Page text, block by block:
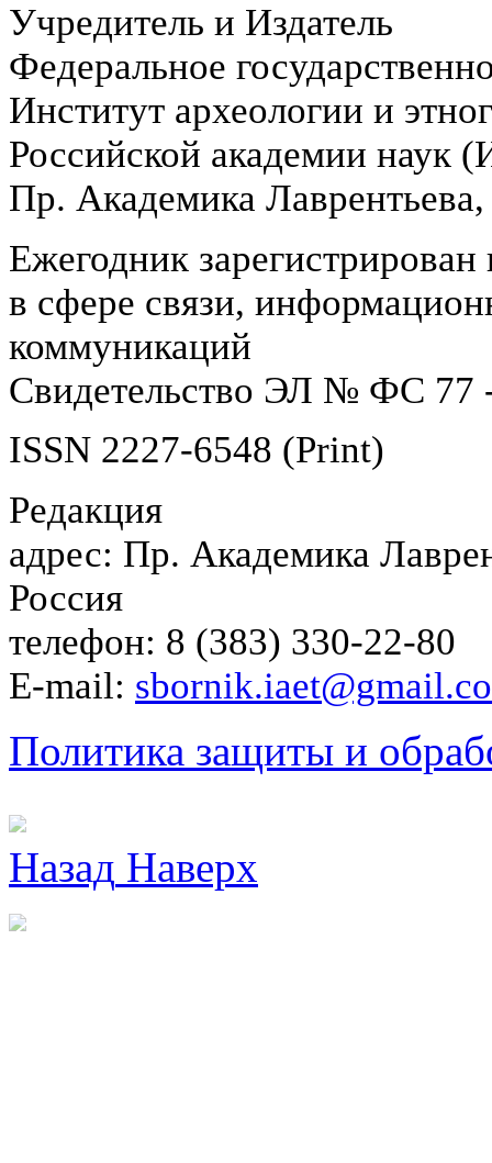
Учредитель и Издатель
Федеральное
Институт археологии и
Российской академии
Пр. Академика
Ежегодник
в сфере связи,
коммуникаций
Свидетельство ЭЛ № ФС 77
ISSN 2227-6548 (Print)
Редакция
адрес: Пр. Академика
Россия
телефон: 8 (383) 330-22-80
E-mail:
Политика защиты и
Назад Наверх